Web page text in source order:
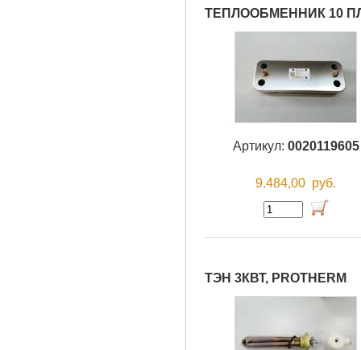
ТЕПЛООБМЕННИК 10
Артикул: 0020119605
9.484,00 руб.
ТЭН 3КВТ, PROTHERM